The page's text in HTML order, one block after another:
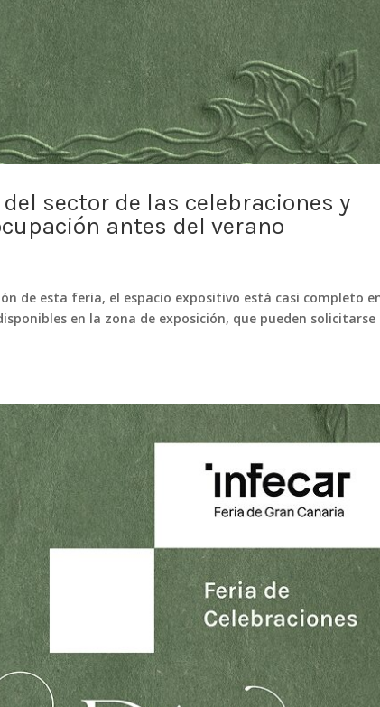
sector de las celebraciones y
antes del verano
de esta feria, el espacio expositivo está casi completo
en la zona de exposición, que pueden solicitarse